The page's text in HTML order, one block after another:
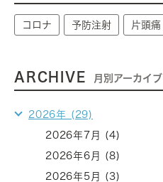
コロナ 予防注射 片頭痛
ARCHIVE 月別アーカイブ
2026年 (29)
2026年7月 (4)
2026年6月 (8)
2026年5月 (3)